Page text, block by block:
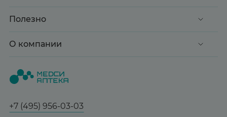
Акции
Здоровье
Медицинские товары
Мама и малыш
Полезно
Доставка и оплата
Статьи и новости
Справочник болезней
Гарантии
О компании
Все аптеки
Отзывы
+7 (495) 956-03-03